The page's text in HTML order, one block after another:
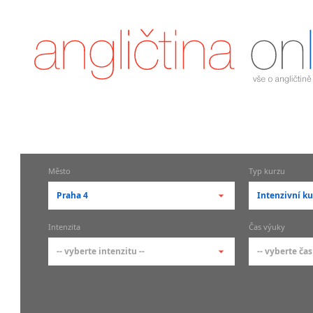
Město
Praha 4
-- vyberte město --
pražské městské části
Typ kurzu
Intenzivní
-- vyberte
Intenzita
-- vyberte intenzitu --
Čas výuky
-- vyberte